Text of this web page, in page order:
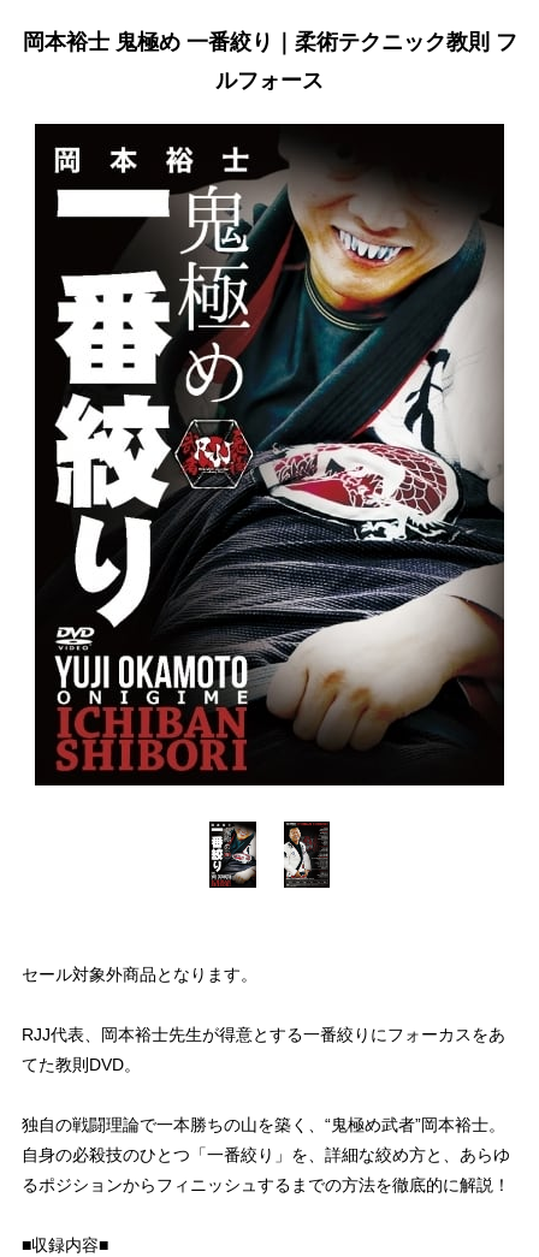
岡本裕士 鬼極め 一番絞り｜柔術テクニック教則 フ
ルフォース
セール対象外商品となります。
RJJ代表、岡本裕士先生が得意とする一番絞りにフォーカスをあ
てた教則DVD。
独自の戦闘理論で一本勝ちの山を築く、“鬼極め武者”岡本裕士。
自身の必殺技のひとつ「一番絞り」を、詳細な絞め方と、あらゆ
るポジションからフィニッシュするまでの方法を徹底的に解説！
■収録内容■